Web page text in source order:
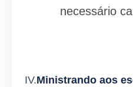
necessário
IV.Ministrando aos